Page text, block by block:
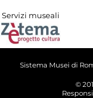
Servizi museali
Sistema Musei di
©